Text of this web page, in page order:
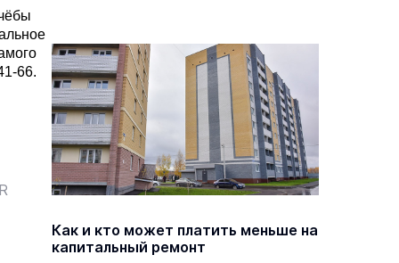
16 марта 17:00
мужское долголетие
Здоровье и медицина
66.
Как и кто может платить меньше на
капитальный ремонт